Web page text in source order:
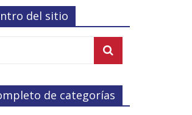
del sitio
de categorías